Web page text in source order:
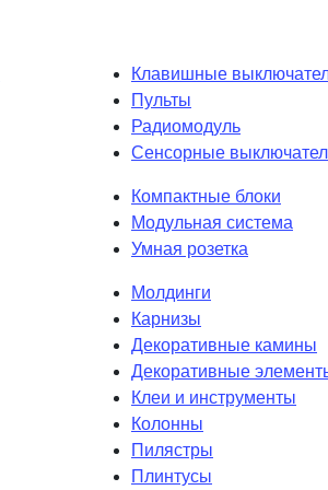
Клавишные
Пульты
Радиомодуль
Сенсорные
Компактные блоки
Модульная система
Умная розетка
Молдинги
Карнизы
Декоративные камины
Декоративные
Клеи и инструменты
Колонны
Пилястры
Плинтусы